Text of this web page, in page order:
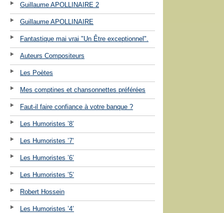
Guillaume APOLLINAIRE 2
Guillaume APOLLINAIRE
Fantastique mai vrai "Un Être exceptionnel".
Auteurs Compositeurs
Les Poètes
Mes comptines et chansonnettes préférées
Faut-il faire confiance à votre banque ?
Les Humoristes ’8’
Les Humoristes ’7’
Les Humoristes ’6’
Les Humoristes ’5’
Robert Hossein
Les Humoristes ’4’